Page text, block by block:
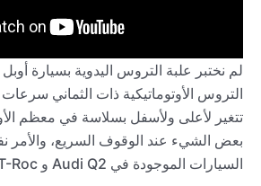
لم نختبر علبة التروس اليدوية بسيارة
التروس الأوتوماتيكية ذات الثماني
تتغير لأعلى ولأسفل بسلاسة في معظم
بعض الشيء عند الوقوف السريع، والأمر
السيارات الموجودة في Audi Q2 و Volkswagen T-Roc.